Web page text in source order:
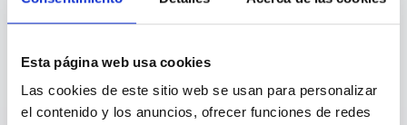
Esta página web usa cookies
Las cookies de este sitio web se usan para personalizar
el contenido y los anuncios, ofrecer funciones de redes
Para HR